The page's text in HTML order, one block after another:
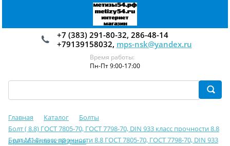
+7 (383) 291-80-32, 286-48-14
+79139158032, mps-nsk@yandex.ru
Время работы:
Пн-Пт 9:00-17:00
Главная Каталог
Болты
Болт ( 8.8) ГОСТ 7805-70, ГОСТ 7798-70, DIN 933 класс прочности 8.8
с резьбой по всей длине
Болт М14 класс прочности 8.8 ГОСТ 7805-70, ГОСТ 7798-70, DIN 933